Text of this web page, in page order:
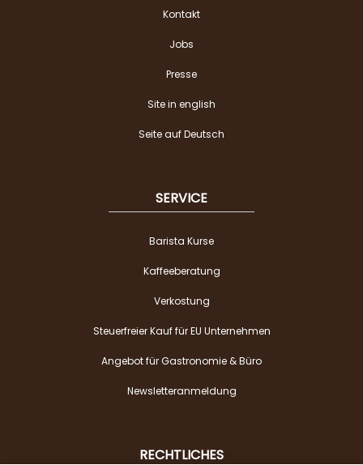
Kontakt
Jobs
Presse
Site in english
Seite auf Deutsch
SERVICE
Barista Kurse
Kaffeeberatung
Verkostung
Steuerfreier Kauf für EU Unternehmen
Angebot für Gastronomie & Büro
Newsletteranmeldung
RECHTLICHES